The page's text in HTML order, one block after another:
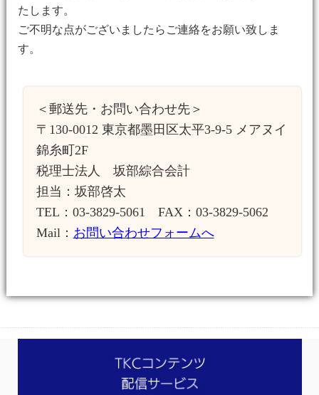
たします。
ご不明な点がございましたらご連絡をお願い致しま
す。
＜郵送先・お問い合わせ先＞
〒130-0012 東京都墨田区太平3-9-5 メアヌイ
錦糸町2F
税理士法人 坂部綜合会計
担当：坂部啓太
TEL：03-3829-5061 FAX：03-3829-5062
Mail： お問い合わせフォームへ